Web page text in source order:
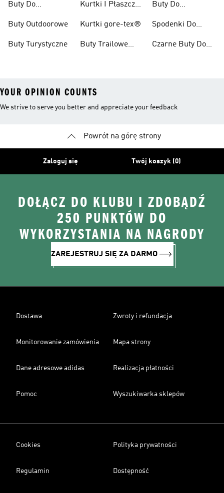
Buty Do
Buty Outdoorowe
Buty Turystyczne
Kurtki I Płaszcze
Kurtki gore-tex®
Buty Trailowe
Wędrówek
Buty Do
Górskiego Dla
Kobiet
Spodenki Do
Trailowych
Czarne Buty Do
YOUR OPINION COUNTS
We strive to serve you better and appreciate your feedback
Powrót na górę strony
Zaloguj się Twój koszyk (0)
DOŁĄCZ DO KLUBU I ZDOBĄDŹ
250 PUNKTÓW DO
WYKORZYSTANIA NA NAGRODY
ZAREJESTRUJ SIĘ ZA DARMO
Dostawa Zwroty i refundacja
Monitorowanie zamówienia Mapa strony
Dane adresowe adidas Realizacja płatności
Pomoc Wyszukiwarka sklepów
Cookies Polityka prywatności
Regulamin Dostępność